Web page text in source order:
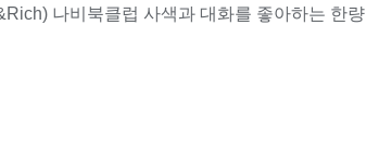
나비북클럽 사색과 대화를 좋아하는 한량